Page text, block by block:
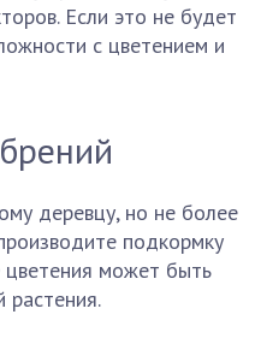
Если это не будет
с цветением и
деревцу, но не более
подкормку
цветения может быть
растения.